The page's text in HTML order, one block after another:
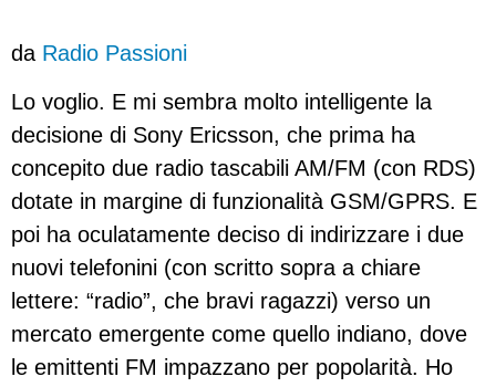
da Radio Passioni
Lo voglio. E mi sembra molto intelligente la
decisione di Sony Ericsson, che prima ha
concepito due radio tascabili AM/FM (con RDS)
dotate in margine di funzionalità GSM/GPRS. E
poi ha oculatamente deciso di indirizzare i due
nuovi telefonini (con scritto sopra a chiare
lettere: “radio”, che bravi ragazzi) verso un
mercato emergente come quello indiano, dove
le emittenti FM impazzano per popolarità. Ho